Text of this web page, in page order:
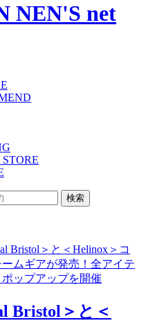
NEN'S net
検索
Bristol＞と＜Helinox＞コ
ムギアが発売！全アイテ
ポップアップを開催
Bristol＞と＜